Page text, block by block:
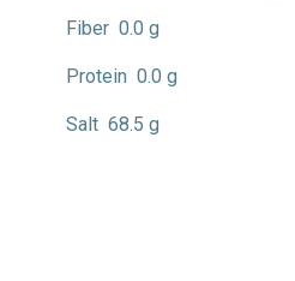
Fiber 0.0 g
Protein 0.0 g
Salt 68.5 g